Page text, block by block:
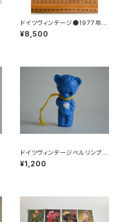
ドイツヴィンテージ●1977年ポ
ケットカレンダーKDT手帳未使
用DDR
¥8,500
ドイツヴィンテージベルリンプラ
ベア青29
¥1,200